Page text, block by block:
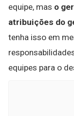
equipe, mas o
atribuições do
tenha isso em
equipes para o